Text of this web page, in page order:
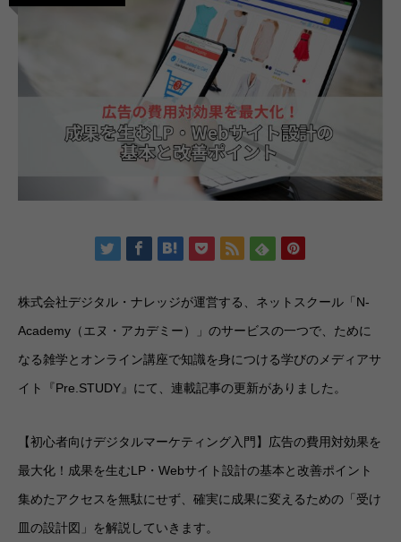
株式会社デジタル・ナレッジが運営する、ネットスクール「N-
Academy（エヌ・アカデミー）」のサービスの一つで、ために
なる雑学とオンライン講座で知識を身につける学びのメディアサ
イト『Pre.STUDY』にて、連載記事の更新がありました。
【初心者向けデジタルマーケティング入門】広告の費用対効果を
最大化！成果を生むLP・Webサイト設計の基本と改善ポイント
集めたアクセスを無駄にせず、確実に成果に変えるための「受け
皿の設計図」を解説していきます。